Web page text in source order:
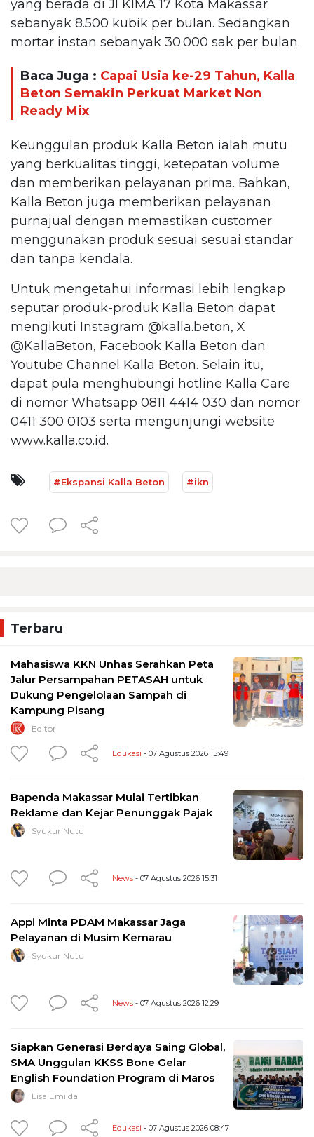
yang berada di Jl KIMA 17 Kota Makassar
sebanyak 8.500 kubik per bulan. Sedangkan
mortar instan sebanyak 30.000 sak per bulan.
Baca Juga : Capai Usia ke-29 Tahun, Kalla
Beton Semakin Perkuat Market Non
Ready Mix
Keunggulan produk Kalla Beton ialah mutu
yang berkualitas tinggi, ketepatan volume
dan memberikan pelayanan prima. Bahkan,
Kalla Beton juga memberikan pelayanan
purnajual dengan memastikan customer
menggunakan produk sesuai sesuai standar
dan tanpa kendala.
Untuk mengetahui informasi lebih lengkap
seputar produk-produk Kalla Beton dapat
mengikuti Instagram @kalla.beton, X
@KallaBeton, Facebook Kalla Beton dan
Youtube Channel Kalla Beton. Selain itu,
dapat pula menghubungi hotline Kalla Care
di nomor Whatsapp 0811 4414 030 dan nomor
0411 300 0103 serta mengunjungi website
www.kalla.co.id.
#Ekspansi Kalla Beton #ikn
Terbaru
Mahasiswa KKN Unhas Serahkan Peta
Jalur Persampahan PETASAH untuk
Dukung Pengelolaan Sampah di
Kampung Pisang
Editor
Edukasi - 07 Agustus 2026 15:49
Bapenda Makassar Mulai Tertibkan
Reklame dan Kejar Penunggak Pajak
Syukur Nutu
News - 07 Agustus 2026 15:31
Appi Minta PDAM Makassar Jaga
Pelayanan di Musim Kemarau
Syukur Nutu
News - 07 Agustus 2026 12:29
Siapkan Generasi Berdaya Saing Global,
SMA Unggulan KKSS Bone Gelar
English Foundation Program di Maros
Lisa Emilda
Edukasi - 07 Agustus 2026 08:47